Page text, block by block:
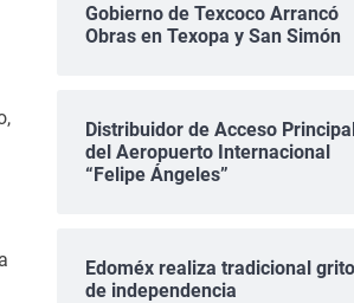
Gobierno de Texcoco Arrancó
Obras en Texopa y San Simón
Distribuidor de Acceso
del Aeropuerto Internacional
“Felipe Ángeles”
Edoméx realiza tradicional grito
de independencia